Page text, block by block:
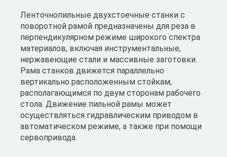
Ленточнопильные двухстоечные станки с
поворотной рамой предназначены для реза в
перпендикулярном режиме широкого спектра
материалов, включая инструментальные,
нержавеющие стали и массивные заготовки.
Рама станков движется параллельно
вертикально расположенным стойкам,
располагающимся по двум сторонам рабочего
стола. Движение пильной рамы может
осуществляться гидравлическим приводом в
автоматическом режиме, а также при помощи
сервопривода.